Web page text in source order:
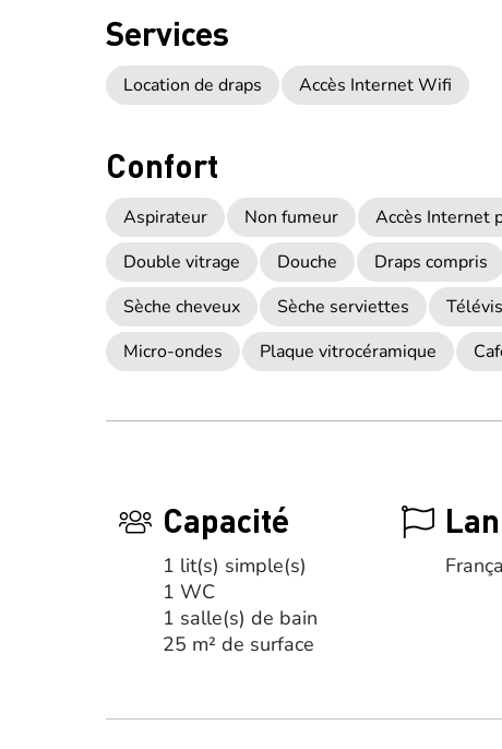
Services
Location de draps Accès Internet Wifi
Confort
Aspirateur Non fumeur Accès Internet
Double vitrage
Douche Draps compris
Sèche cheveux
Sèche serviettes
Micro-ondes
Plaque vitrocéramique
Capacité
1 lit(s) simple(s)
1 WC
1 salle(s) de bain
25 m² de surface